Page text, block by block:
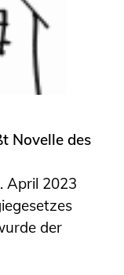
Novelle des
April 2023
der